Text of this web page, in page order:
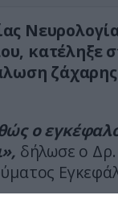
κατέληξε
ο
δήλωσε ο